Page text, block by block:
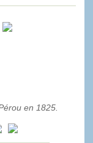
en 1825.